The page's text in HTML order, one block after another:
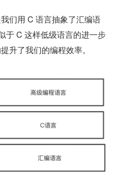
们用 C 语言抽象了汇编语
于 C 这样低级语言的进一步
升了我们的编程效率。